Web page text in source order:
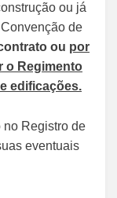
ou já
de
ou por
o Regimento
edificações.
no Registro de
eventuais